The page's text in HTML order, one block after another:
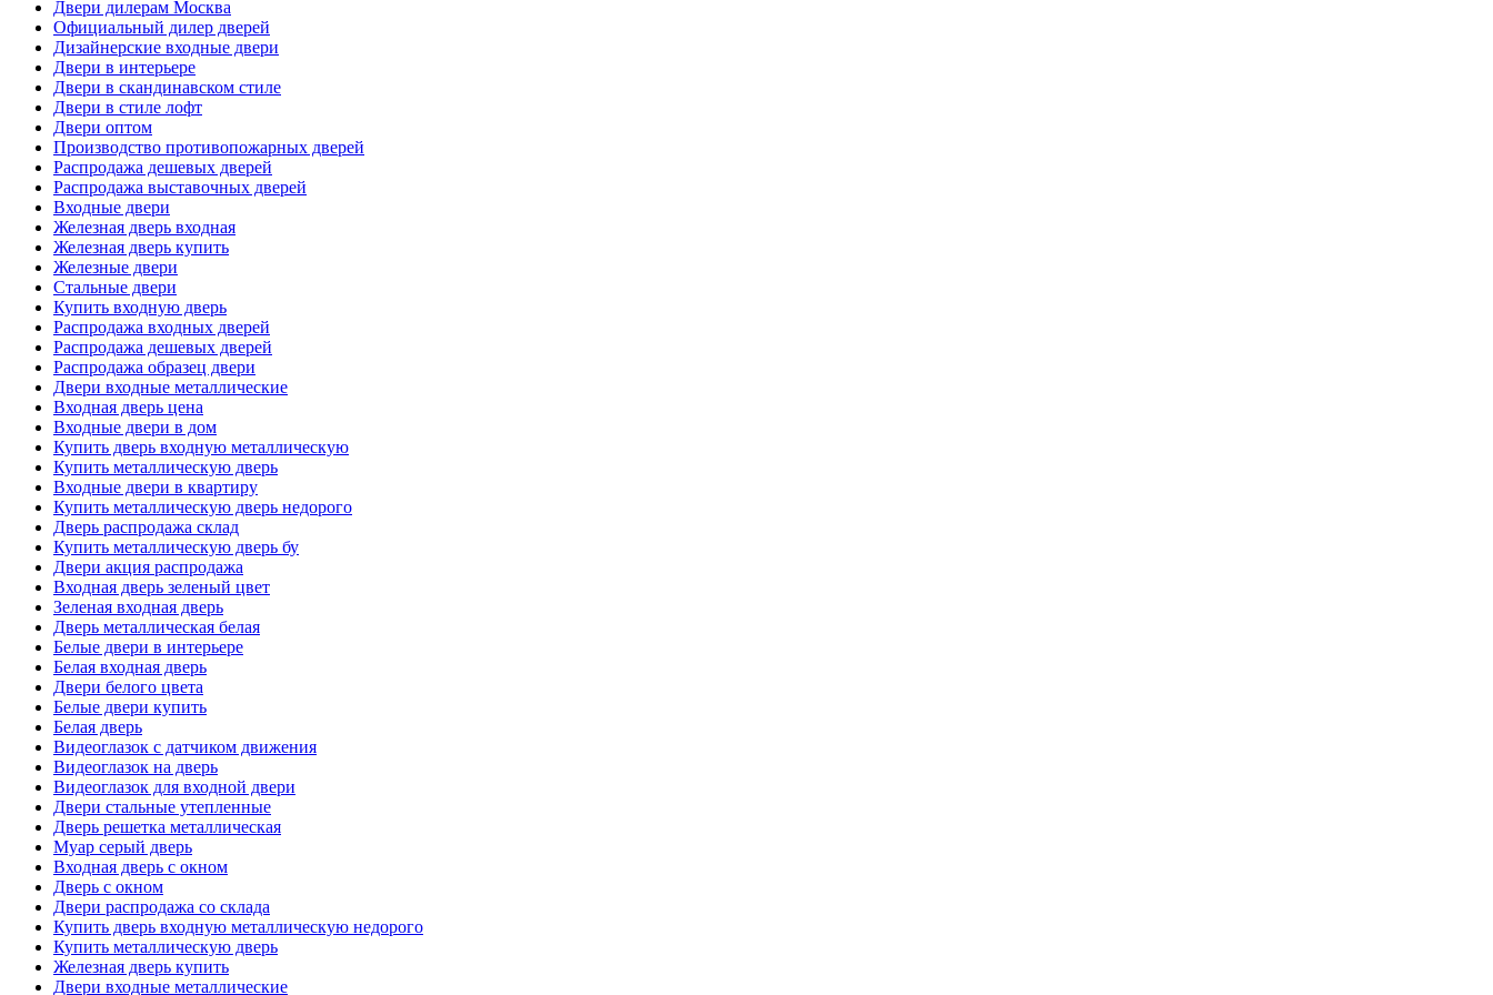
Двери дилерам Москва
Официальный дилер дверей
Дизайнерские входные двери
Двери в интерьере
Двери в скандинавском стиле
Двери в стиле лофт
Двери оптом
Производство противопожарных дверей
Распродажа дешевых дверей
Распродажа выставочных дверей
Входные двери
Железная дверь входная
Железная дверь купить
Железные двери
Стальные двери
Купить входную дверь
Распродажа входных дверей
Распродажа дешевых дверей
Распродажа образец двери
Двери входные металлические
Входная дверь цена
Входные двери в дом
Купить дверь входную металлическую
Купить металлическую дверь
Входные двери в квартиру
Купить металлическую дверь недорого
Дверь распродажа склад
Купить металлическую дверь бу
Двери акция распродажа
Входная дверь зеленый цвет
Зеленая входная дверь
Дверь металлическая белая
Белые двери в интерьере
Белая входная дверь
Двери белого цвета
Белые двери купить
Белая дверь
Видеоглазок с датчиком движения
Видеоглазок на дверь
Видеоглазок для входной двери
Двери стальные утепленные
Дверь решетка металлическая
Муар серый дверь
Входная дверь с окном
Дверь с окном
Двери распродажа со склада
Купить дверь входную металлическую недорого
Купить металлическую дверь
Железная дверь купить
Двери входные металлические